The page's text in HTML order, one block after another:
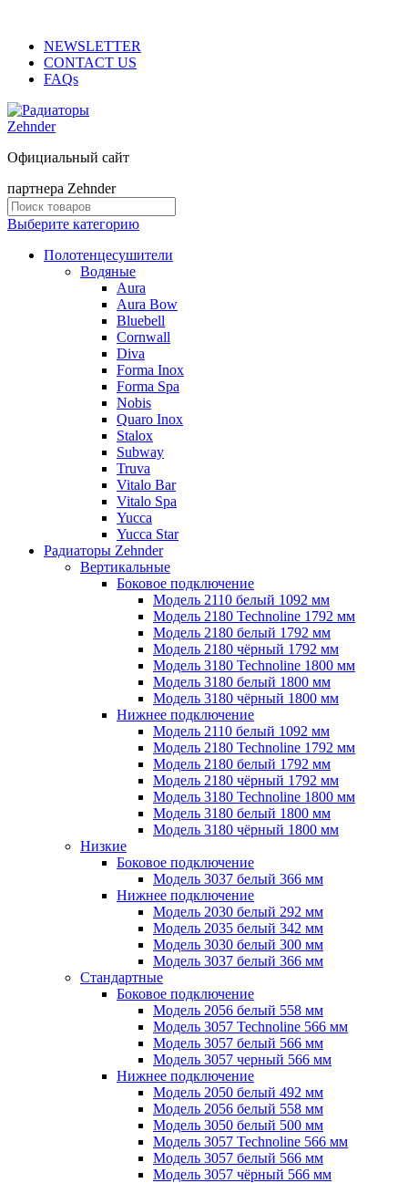
NEWSLETTER
CONTACT US
FAQs
Официальный сайт
партнера Zehnder
Выберите категорию
Полотенцесушители
Водяные
Aura
Aura Bow
Bluebell
Cornwall
Diva
Forma Inox
Forma Spa
Nobis
Quaro Inox
Stalox
Subway
Truva
Vitalo Bar
Vitalo Spa
Yucca
Yucca Star
Радиаторы Zehnder
Вертикальные
Боковое подключение
Модель 2110 белый 1092 мм
Модель 2180 Technoline 1792 мм
Модель 2180 белый 1792 мм
Модель 2180 чёрный 1792 мм
Модель 3180 Technoline 1800 мм
Модель 3180 белый 1800 мм
Модель 3180 чёрный 1800 мм
Нижнее подключение
Модель 2110 белый 1092 мм
Модель 2180 Technoline 1792 мм
Модель 2180 белый 1792 мм
Модель 2180 чёрный 1792 мм
Модель 3180 Technoline 1800 мм
Модель 3180 белый 1800 мм
Модель 3180 чёрный 1800 мм
Низкие
Боковое подключение
Модель 3037 белый 366 мм
Нижнее подключение
Модель 2030 белый 292 мм
Модель 2035 белый 342 мм
Модель 3030 белый 300 мм
Модель 3037 белый 366 мм
Стандартные
Боковое подключение
Модель 2056 белый 558 мм
Модель 3057 Technoline 566 мм
Модель 3057 белый 566 мм
Модель 3057 черный 566 мм
Нижнее подключение
Модель 2050 белый 492 мм
Модель 2056 белый 558 мм
Модель 3050 белый 500 мм
Модель 3057 Technoline 566 мм
Модель 3057 белый 566 мм
Модель 3057 чёрный 566 мм